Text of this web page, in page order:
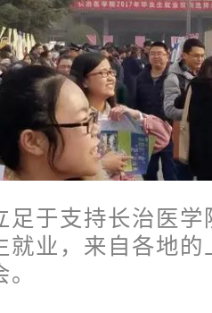
足于支持长治医
就业，来自各地